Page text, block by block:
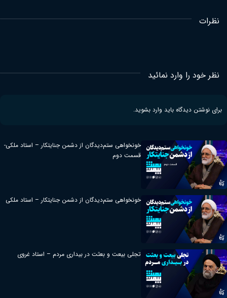
نظرات
نظر خود را وارد نمائید
برای نوشتن دیدگاه باید وارد بشوید.
خونخواهی ستم‌دیدگان از دشمن جنایتکار – استاد ملکی-
قسمت دوم
خونخواهی ستم‌دیدگان از دشمن جنایتکار – استاد ملکی
تجلی بیعت و بعثت در بیداری مردم – استاد غروی